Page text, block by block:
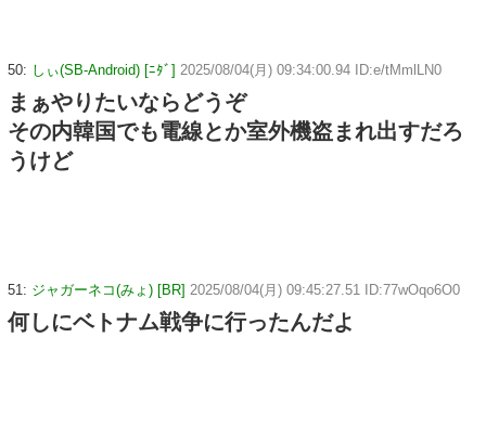
50: しぃ(SB-Android) [ﾆﾀﾞ] 2025/08/04(月) 09:34:00.94 ID:e/tMmlLN0
まぁやりたいならどうぞ
その内韓国でも電線とか室外機盗まれ出すだろ
うけど
51: ジャガーネコ(みょ) [BR] 2025/08/04(月) 09:45:27.51 ID:77wOqo6O0
何しにベトナム戦争に行ったんだよ